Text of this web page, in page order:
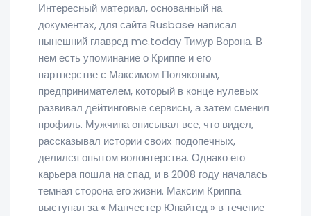
Интересный материал, основанный на
документах, для сайта Rusbase написал
нынешний главред mc.today Тимур Ворона. В
нем есть упоминание о Криппе и его
партнерстве с Максимом Поляковым,
предпринимателем, который в конце нулевых
развивал дейтинговые сервисы, а затем сменил
профиль. Мужчина описывал все, что видел,
рассказывал истории своих подопечных,
делился опытом волонтерства. Однако его
карьера пошла на спад, и в 2008 году началась
темная сторона его жизни. Максим Криппа
выступал за « Манчестер Юнайтед » в течение